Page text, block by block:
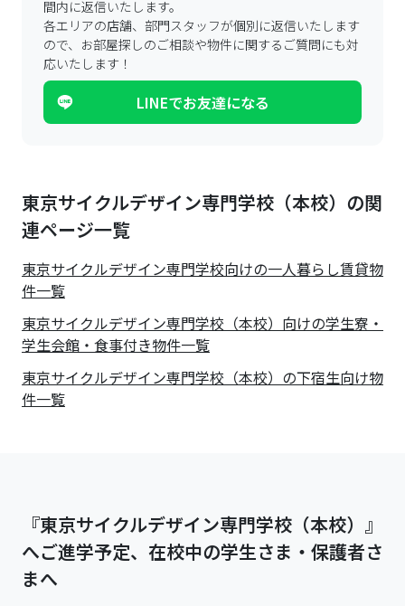
間内に返信いたします。
各エリアの店舗、部門スタッフが個別に返信いたします
ので、 お部屋探しのご相談や物件に関するご質問にも対
応いたします！
LINEでお友達になる
東京サイクルデザイン専門学校（本校）の関
連ページ一覧
東京サイクルデザイン専門学校向けの一人暮らし賃貸物
件一覧
東京サイクルデザイン専門学校（本校）向けの学生寮・
学生会館・食事付き物件一覧
東京サイクルデザイン専門学校（本校）の下宿生向け物
件一覧
『東京サイクルデザイン専門学校（本校）』
へご進学予定、在校中の学生さま・保護者さ
まへ